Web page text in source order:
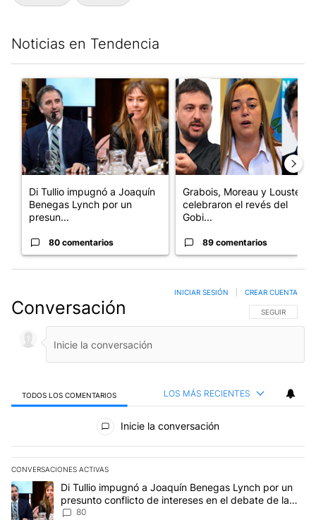
Noticias en Tendencia
Un artículo de tendencia con el título "Di Tullio impugnó a
Di Tullio impugnó a Joaquín
Benegas Lynch por un
presun...
80 comentarios
Un artículo de tendencia con
Grabois, Moreau y Lousteau
celebraron el revés del
Gobi...
89 comentarios
Conversación SIGA ESTA
SEGUIR
INICIAR SESIÓN CREAR CUENTA
TODOS LOS COMENTARIOS LOS MÁS RECIENTES
Todos los comentarios
Inicie la conversación
CONVERSACIONES ACTIVAS
Este listado muestra los artículos con más comentarios en los
Un artículo de tendencia con el título "Di Tullio impugnó a
Di Tullio impugnó a Joaquín Benegas Lynch por un
presunto conflicto de intereses en el debate de la
Ley de Tierras
80